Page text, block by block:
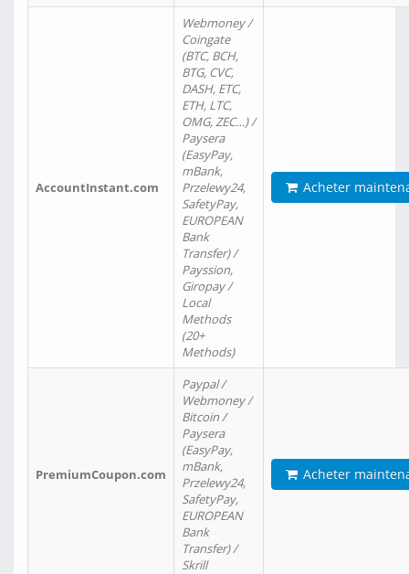
AccountInstant.com
Webmoney /
Coingate
(BTC, BCH,
BTG, CVC,
DASH, ETC,
ETH, LTC,
OMG, ZEC…) /
Paysera
(EasyPay,
mBank,
Przelewy24,
SafetyPay,
EUROPEAN
Bank
Transfer) /
Payssion,
Giropay /
Local
Methods
(20+
Methods)
Acheter
PremiumCoupon.com
Paypal /
Webmoney /
Bitcoin /
Paysera
(EasyPay,
mBank,
Przelewy24,
SafetyPay,
EUROPEAN
Bank
Transfer) /
Skrill
Acheter